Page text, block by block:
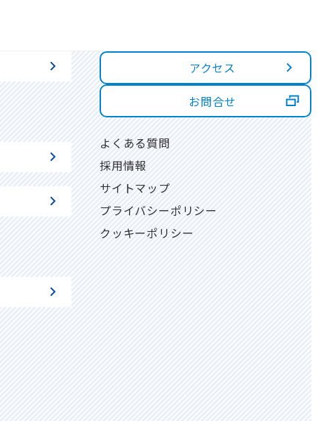
アクセス
お問合せ
よくある質問
採用情報
サイトマップ
プライバシーポリシー
クッキーポリシー